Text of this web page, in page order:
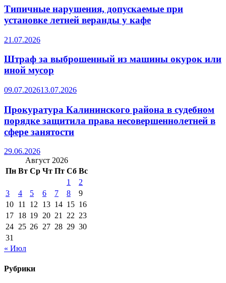
Типичные нарушения, допускаемые при
установке летней веранды у кафе
21.07.2026
Штраф за выброшенный из машины окурок или
иной мусор
09.07.202613.07.2026
Прокуратура Калининского района в судебном
порядке защитила права несовершеннолетней в
сфере занятости
29.06.2026
Август 2026
Пн Вт Ср Чт Пт Сб Вс
1
2
3
4 5 6 7 8
9
10 11 12 13 14 15 16
17 18 19 20 21 22 23
24 25 26 27 28 29 30
31
« Июл
Рубрики